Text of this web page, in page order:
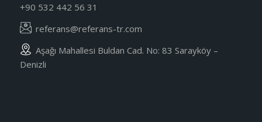
+90 532 442 56 31
referans@referans-tr.com
Aşağı Mahallesi Buldan Cad. No: 83 Sarayköy –
Denizli